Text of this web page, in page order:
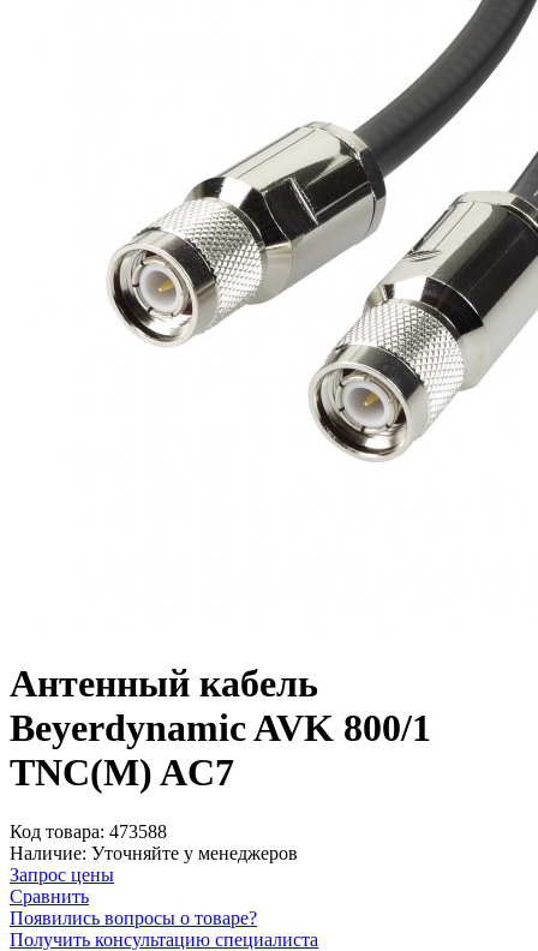
Антенный кабель
Beyerdynamic AVK 800/1
TNC(M) AC7
Код товара: 473588
Наличие: Уточняйте у менеджеров
Запрос цены
Сравнить
Появились вопросы о товаре?
Получить консультацию специалиста